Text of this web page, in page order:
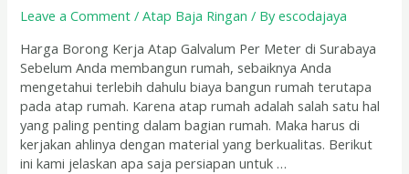
Leave a Comment /Atap Baja Ringan / Byescodajaya
Harga Borong Kerja Atap Galvalum Per Meter di Surabaya
Sebelum Anda membangun rumah, sebaiknya Anda
mengetahui terlebih dahulu biaya bangun rumah terutapa
pada atap rumah. Karena atap rumah adalah salah satu hal
yang paling penting dalam bagian rumah. Maka harus di
kerjakan ahlinya dengan material yang berkualitas. Berikut
ini kami jelaskan apa saja persiapan untuk …